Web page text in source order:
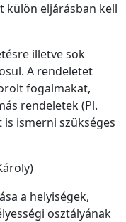
külön eljárásban kell
illetve sok
A rendeletet
fogalmakat,
rendeletek (Pl.
is ismerni szükséges
a helyiségek,
osztályának